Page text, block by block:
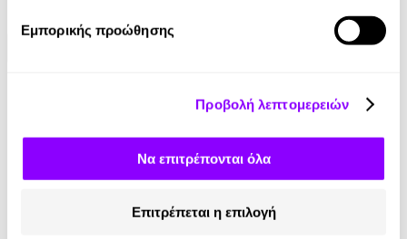
Εμπορικής προώθησης
Προβολή λεπτομερειών
Να επιτρέπονται όλα
Επιτρέπεται η επιλογή
Instagram